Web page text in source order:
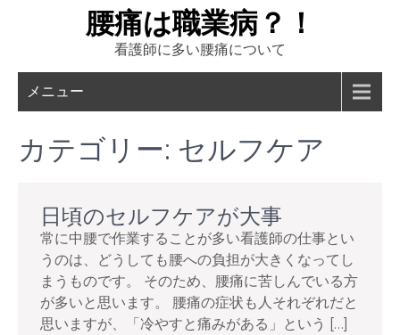
腰痛は職業病？！
看護師に多い腰痛について
メニュー
カテゴリー: セルフケア
日頃のセルフケアが大事
常に中腰で作業することが多い看護師の仕事とい
うのは、どうしても腰への負担が大きくなってし
まうものです。 そのため、腰痛に苦しんでいる方
が多いと思います。 腰痛の症状も人それぞれだと
思いますが、「冷やすと痛みがある」という […]